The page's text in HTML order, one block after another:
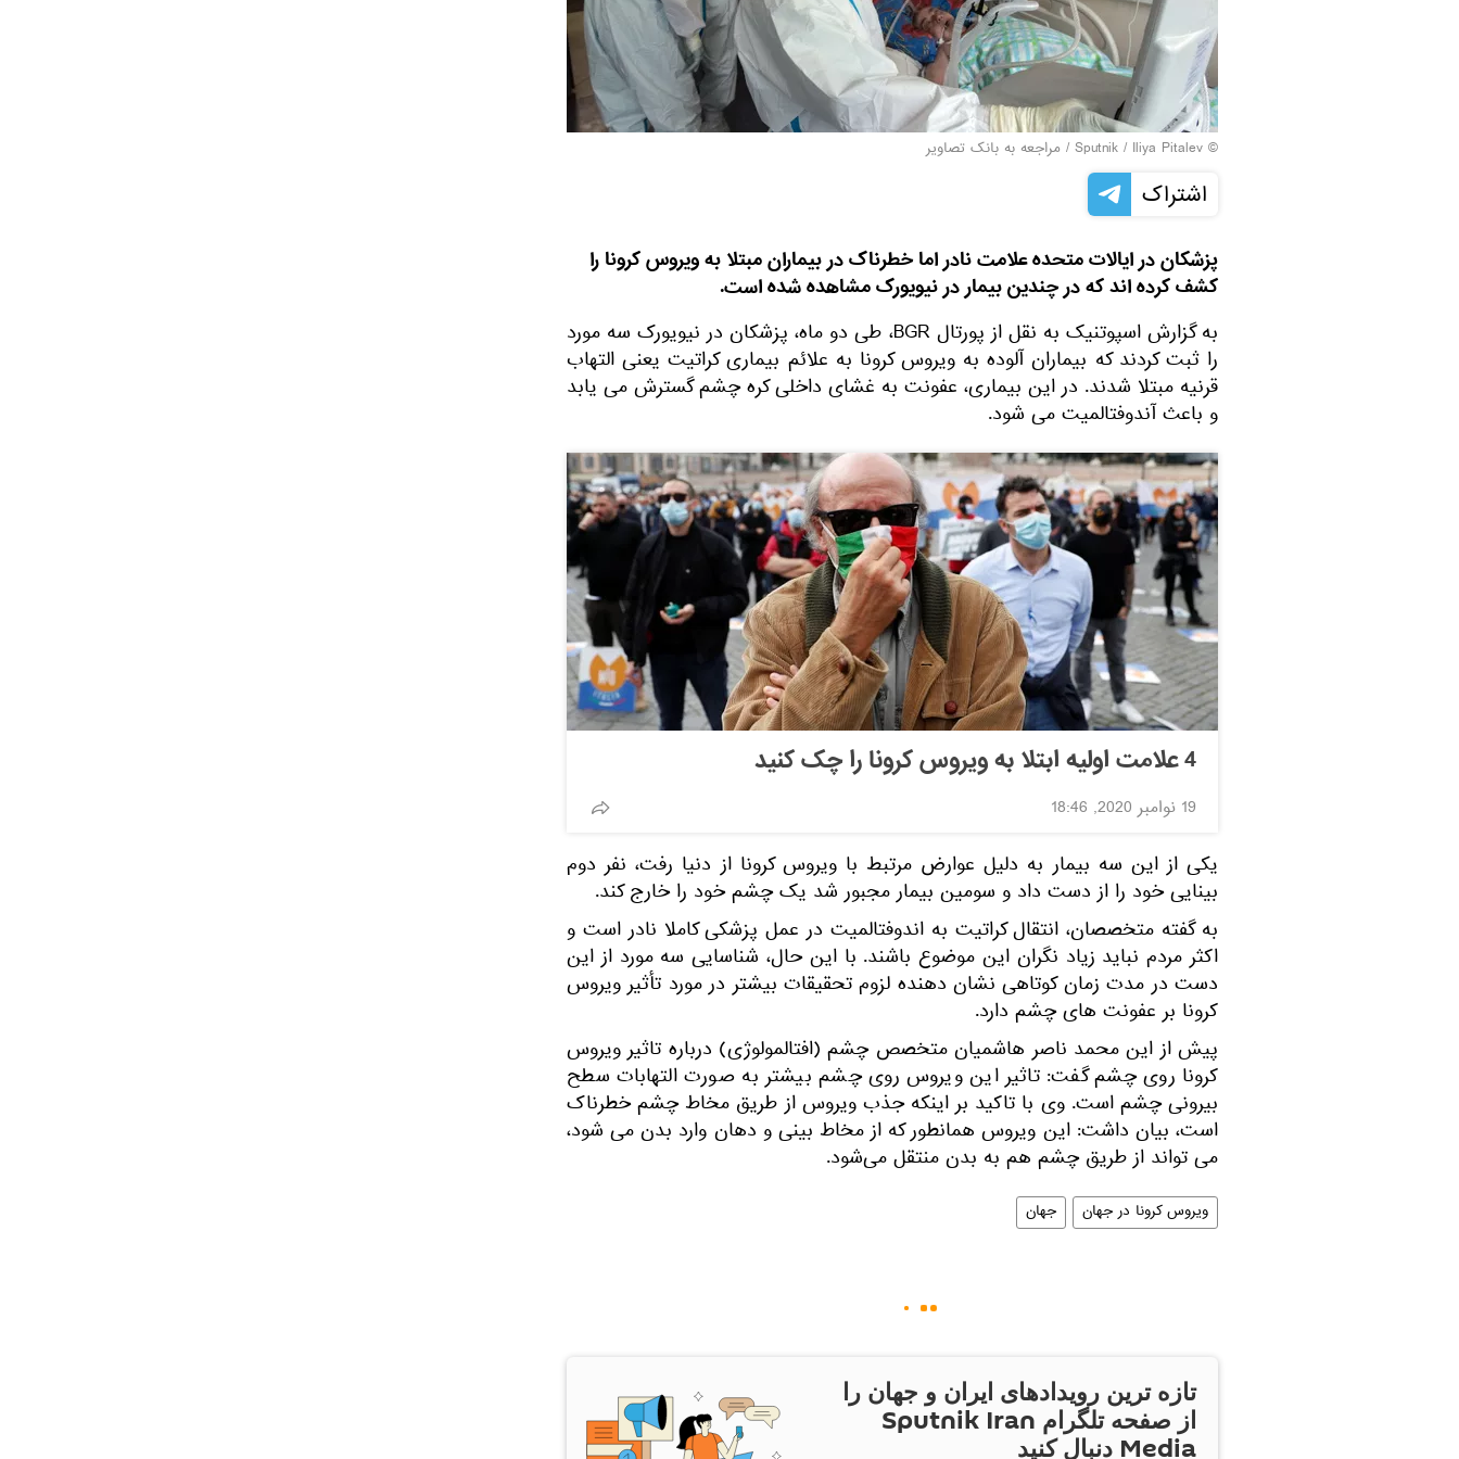
© Sputnik / Iliya Pitalev
/ مراجعه به بانک تصاویر
اشتراک
پزشکان در ایالات متحده علامت نادر اما خطرناک در بیماران مبتلا به ویروس کرونا را
کشف کرده اند که در چندین بیمار در نیویورک مشاهده شده است.
به گزارش اسپوتنیک به نقل از پورتال BGR، طی دو ماه، پزشکان در نیویورک سه مورد
را ثبت کردند که بیماران آلوده به ویروس کرونا به علائم بیماری کراتیت یعنی التهاب
قرنیه مبتلا شدند. در این بیماری، عفونت به غشای داخلی کره چشم گسترش می یابد
و باعث آندوفتالمیت می شود.
4 علامت اولیه ابتلا به ویروس کرونا را چک کنید
19 نوامبر 2020, 18:46
یکی از این سه بیمار به دلیل عوارض مرتبط با ویروس کرونا از دنیا رفت، نفر دوم
بینایی خود را از دست داد و سومین بیمار مجبور شد یک چشم خود را خارج کند.
به گفته متخصصان، انتقال کراتیت به اندوفتالمیت در عمل پزشکی کاملا نادر است و
اکثر مردم نباید زیاد نگران این موضوع باشند. با این حال، شناسایی سه مورد از این
دست در مدت زمان کوتاهی نشان دهنده لزوم تحقیقات بیشتر در مورد تأثیر ویروس
کرونا بر عفونت های چشم دارد.
پیش از این محمد ناصر هاشمیان متخصص چشم (افتالمولوژی) درباره تاثیر ویروس
کرونا روی چشم گفت: تاثیر این ویروس روی چشم بیشتر به صورت التهابات سطح
بیرونی چشم است. وی با تاکید بر اینکه جذب ویروس از طریق مخاط چشم خطرناک
است، بیان داشت: این ویروس همانطور که از مخاط بینی و دهان وارد بدن می شود،
می تواند از طریق چشم هم به بدن منتقل می‌شود.
ویروس کرونا در جهان جهان
تازه ترین رویدادهای ایران و جهان را
از صفحه تلگرام Sputnik Iran
Media دنبال کنید